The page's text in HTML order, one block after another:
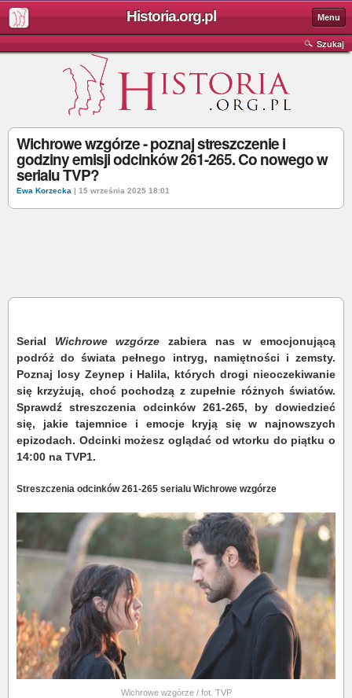
Historia.org.pl Menu
Szukaj
Wichrowe wzgórze - poznaj streszczenie i
godziny emisji odcinków 261-265. Co nowego w
serialu TVP?
Ewa Korzecka | 15 września 2025 18:01
Serial Wichrowe wzgórze zabiera nas w emocjonującą
podróż do świata pełnego intryg, namiętności i zemsty.
Poznaj losy Zeynep i Halila, których drogi nieoczekiwanie
się krzyżują, choć pochodzą z zupełnie różnych światów.
Sprawdź streszczenia odcinków 261-265, by dowiedzieć
się, jakie tajemnice i emocje kryją się w najnowszych
epizodach. Odcinki możesz oglądać od wtorku do piątku o
14:00 na TVP1.
Streszczenia odcinków 261-265 serialu Wichrowe wzgórze
Wichrowe wzgórze / fot. TVP